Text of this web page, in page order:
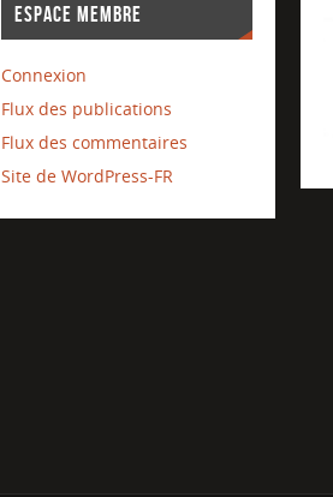
ESPACE MEMBRE
Connexion
Flux des publications
Flux des commentaires
Site de WordPress-FR